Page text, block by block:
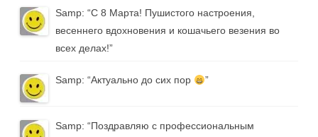
Samp: “С 8 Марта! Пушистого настроения,
весеннего вдохновения и кошачьего везения во
всех делах!”
Samp: “Актуально до сих пор ”
Samp: “Поздравляю с профессиональным